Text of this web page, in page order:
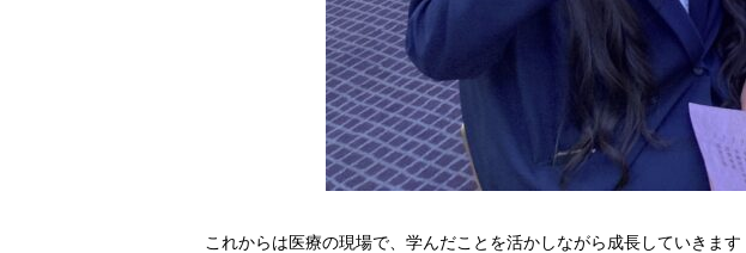
これからは医療の現場で、学んだことを活かしながら成長していきます